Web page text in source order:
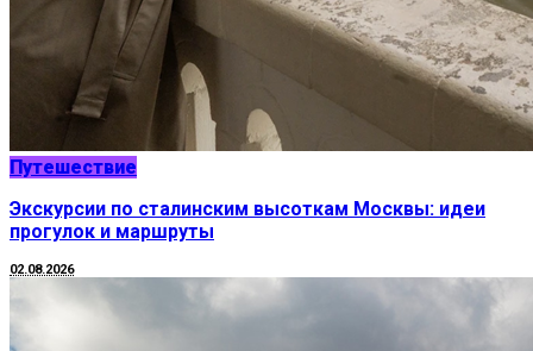
Путешествие
Экскурсии по сталинским высоткам Москвы: идеи
прогулок и маршруты
02.08.2026